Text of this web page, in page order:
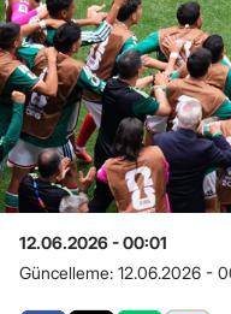
12.06.2026 - 00:01
Güncelleme: 12.06.2026 -